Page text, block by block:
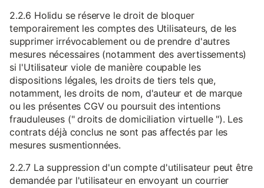
2.2.6 Holidu se réserve le droit de bloquer
temporairement les comptes des Utilisateurs, de les
supprimer irrévocablement ou de prendre d'autres
mesures nécessaires (notamment des avertissements)
si l'Utilisateur viole de manière coupable les
dispositions légales, les droits de tiers tels que,
notamment, les droits de nom, d'auteur et de marque
ou les présentes CGV ou poursuit des intentions
frauduleuses (" droits de domiciliation virtuelle "). Les
contrats déjà conclus ne sont pas affectés par les
mesures susmentionnées.
2.2.7 La suppression d'un compte d'utilisateur peut être
demandée par l'utilisateur en envoyant un courrier